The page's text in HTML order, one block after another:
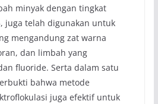
minyak dengan tingkat
juga telah digunakan untuk
mengandung zat warna
dan limbah yang
fluoride. Serta dalam satu
bahwa metode
juga efektif untuk